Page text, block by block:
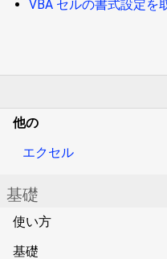
VBA セルの書式設定を
他の
エクセル
基礎
使い方
基礎